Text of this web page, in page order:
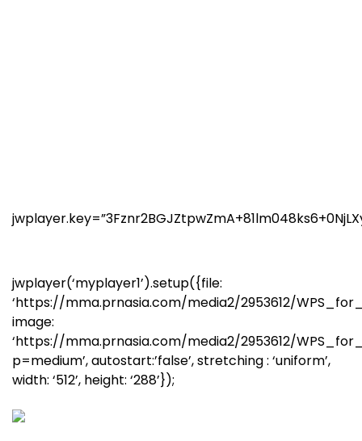
jwplayer(‘myplayer1’).setup({file:
‘https://mma.prnasia.com/media2/2953612/
image:
‘https://mma.prnasia.com/media2/2953612/
p=medium’, autostart:’false’, stretching : ‘uniform’,
width: ‘512’, height: ‘288’});